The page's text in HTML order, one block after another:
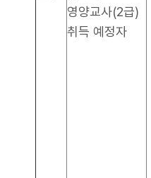
영양교사(2급)
취득 예정자